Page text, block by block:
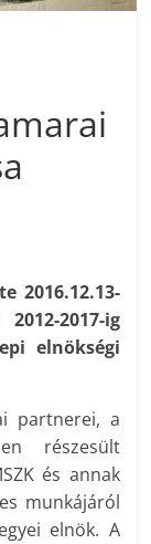
2016.12.13-
2017-ig
elnökségi
partnerei, a
részesült
és annak
munkájáról
elnök. A